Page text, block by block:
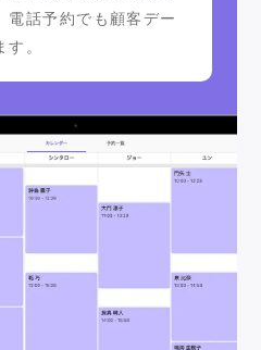
電話予約でも顧客デー
。